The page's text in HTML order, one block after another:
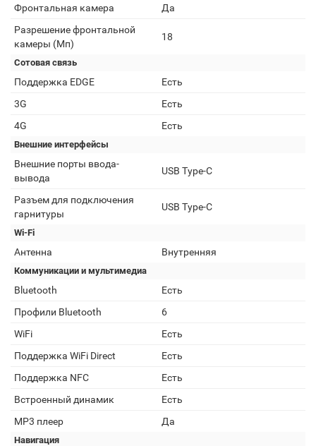
Фронтальная камера
Да
Разрешение фронтальной
камеры (Мп)
18
Сотовая связь
Поддержка EDGE
Есть
3G
Есть
4G
Есть
Внешние интерфейсы
Внешние порты ввода-
вывода
USB Type-C
Разъем для подключения
гарнитуры
USB Type-C
Wi-Fi
Антенна Внутренняя
Коммуникации и мультимедиа
Bluetooth
Есть
Профили Bluetooth
6
WiFi
Есть
Поддержка WiFi Direct
Есть
Поддержка NFC
Есть
Встроенный динамик
Есть
MP3 плеер
Да
Навигация